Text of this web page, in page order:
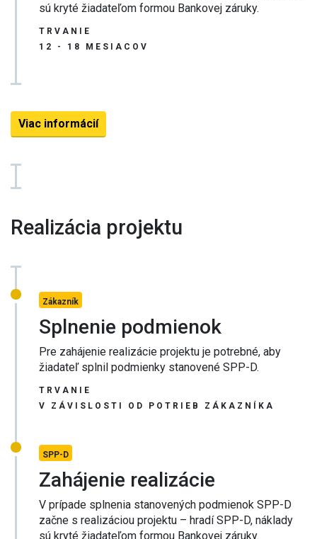
sú kryté žiadateľom formou Bankovej záruky.
TRVANIE
12 - 18 MESIACOV
Viac informácií
Realizácia projektu
Zákazník
Splnenie podmienok
Pre zahájenie realizácie projektu je potrebné, aby
žiadateľ splnil podmienky stanovené SPP-D.
TRVANIE
V ZÁVISLOSTI OD POTRIEB ZÁKAZNÍKA
SPP-D
Zahájenie realizácie
V prípade splnenia stanovených podmienok SPP-D
začne s realizáciou projektu – hradí SPP-D, náklady
sú kryté žiadateľom formou Bankovej záruky​.